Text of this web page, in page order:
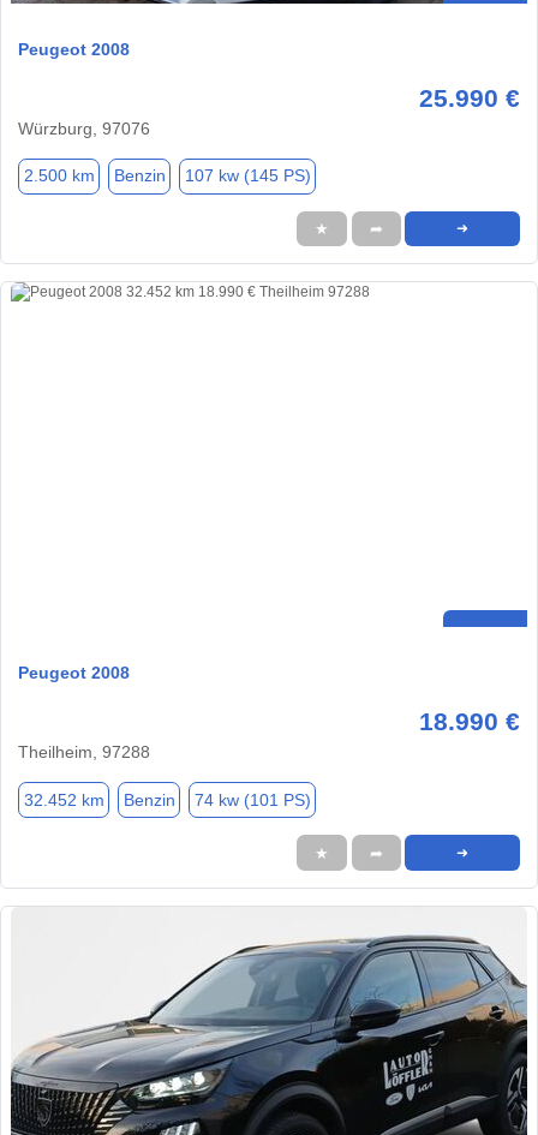
Peugeot 2008
25.990 €
Würzburg, 97076
2.500 km Benzin 107 kw (145 PS)
★ ➦ ➜
Peugeot 2008
18.990 €
Theilheim, 97288
32.452 km Benzin 74 kw (101 PS)
★ ➦ ➜